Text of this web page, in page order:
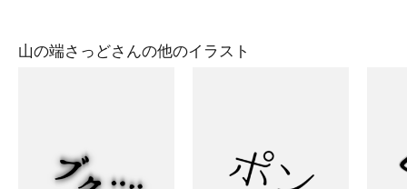
山の端さっどさんの他のイラスト